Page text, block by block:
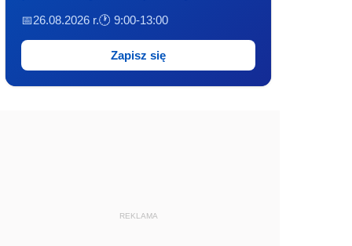
📅26.08.2026 r.🕐 9:00-13:00
Zapisz się
REKLAMA